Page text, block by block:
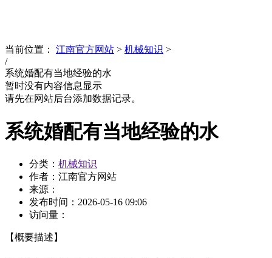
当前位置： 江南官方网站 > 机械知识 >
/
系统婚配有当地经验的水
暂时没有内容信息显示
请先在网站后台添加数据记录。
系统婚配有当地经验的水
分类： 机械知识
作者：江南官方网站
来源：
发布时间： 2026-05-16 09:06
访问量：
【概要描述】